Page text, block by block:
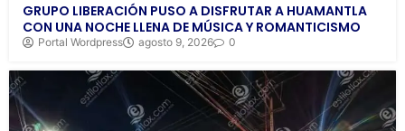
GRUPO LIBERACIÓN PUSO A DISFRUTAR A HUAMANTLA
CON UNA NOCHE LLENA DE MÚSICA Y ROMANTICISMO
Portal Wordpress agosto 9, 2026 0